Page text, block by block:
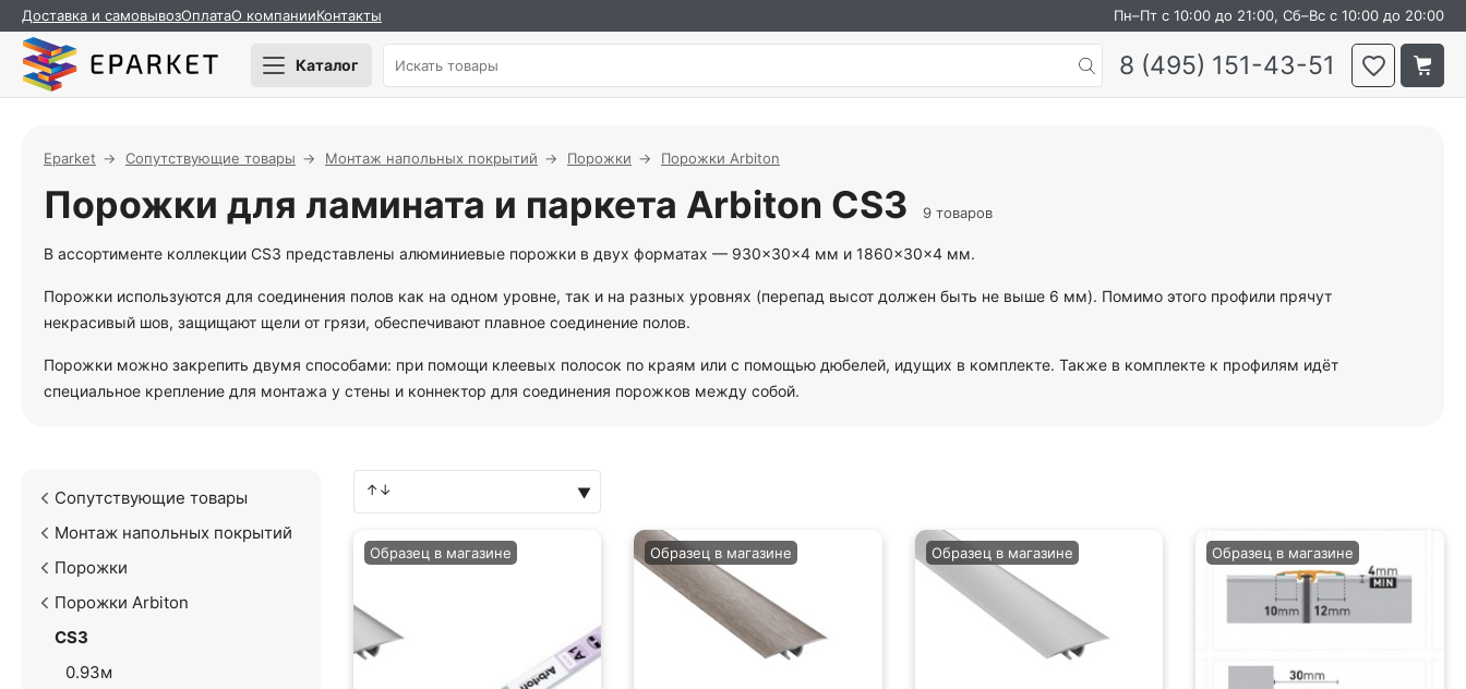
Доставка и самовывозОплатаО компанииКонтакты Пн–Пт с 10:00 до 21:00, Сб–Вс с 10:00 до 20:00
Каталог 8 (495) 151-43-51
Eparket Сопутствующие товары Монтаж напольных покрытий Порожки Порожки Arbiton
Порожки для ламината и паркета Arbiton CS3 9 товаров
В ассортименте коллекции CS3 представлены алюминиевые порожки в двух форматах — 930×30×4 мм и 1860×30×4 мм.
Порожки используются для соединения полов как на одном уровне, так и на разных уровнях (перепад высот должен быть не выше 6 мм). Помимо этого профили прячут
некрасивый шов, защищают щели от грязи, обеспечивают плавное соединение полов.
Порожки можно закрепить двумя способами: при помощи клеевых полосок по краям или с помощью дюбелей, идущих в комплекте. Также в комплекте к профилям идёт
специальное крепление для монтажа у стены и коннектор для соединения порожков между собой.
Сопутствующие товары
Монтаж напольных покрытий
Порожки
Порожки Arbiton
CS3
0.93м
Образец в магазине Образец в магазине Образец в магазине Образец в магазине